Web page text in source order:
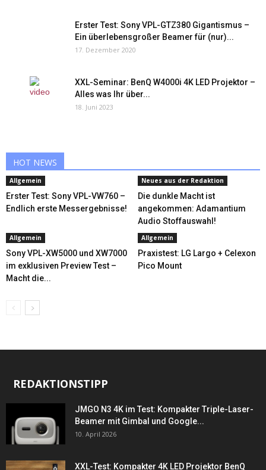
Erster Test: Sony VPL-GTZ380 Gigantismus –
Ein überlebensgroßer Beamer für (nur)...
17. Dezember 2020
XXL-Seminar: BenQ W4000i 4K LED Projektor –
Alles was Ihr über...
18. Juni 2023
HOT NEWS
Allgemein
Erster Test: Sony VPL-VW760 –
Endlich erste Messergebnisse!
Neues aus der Redaktion
Die dunkle Macht ist
angekommen: Adamantium
Audio Stoffauswahl!
Allgemein
Sony VPL-XW5000 und XW7000
im exklusiven Preview Test –
Macht die...
Allgemein
Praxistest: LG Largo + Celexon
Pico Mount
REDAKTIONSTIPP
JMGO N3 4K im Test: Kompakter Triple-Laser-
Beamer mit Gimbal und Google...
10. April 2026
XXL-Test: Kompakter 4K LED Projektor BenQ